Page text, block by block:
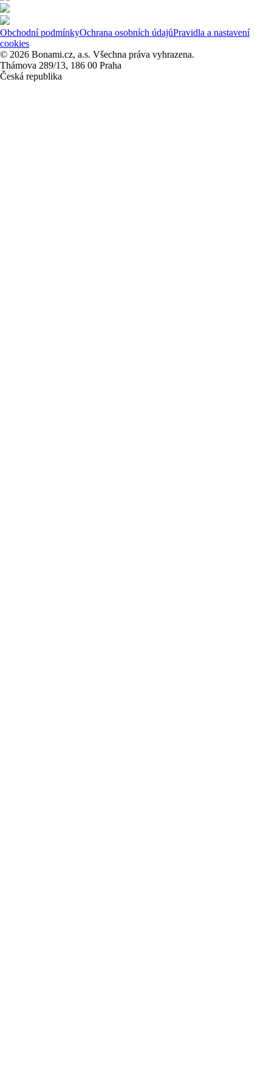
Obchodní podmínkyOchrana osobních údajůPravidla a nastavení
cookies
© 2026 Bonami.cz, a.s. Všechna práva vyhrazena.
Thámova 289/13, 186 00 Praha
Česká republika